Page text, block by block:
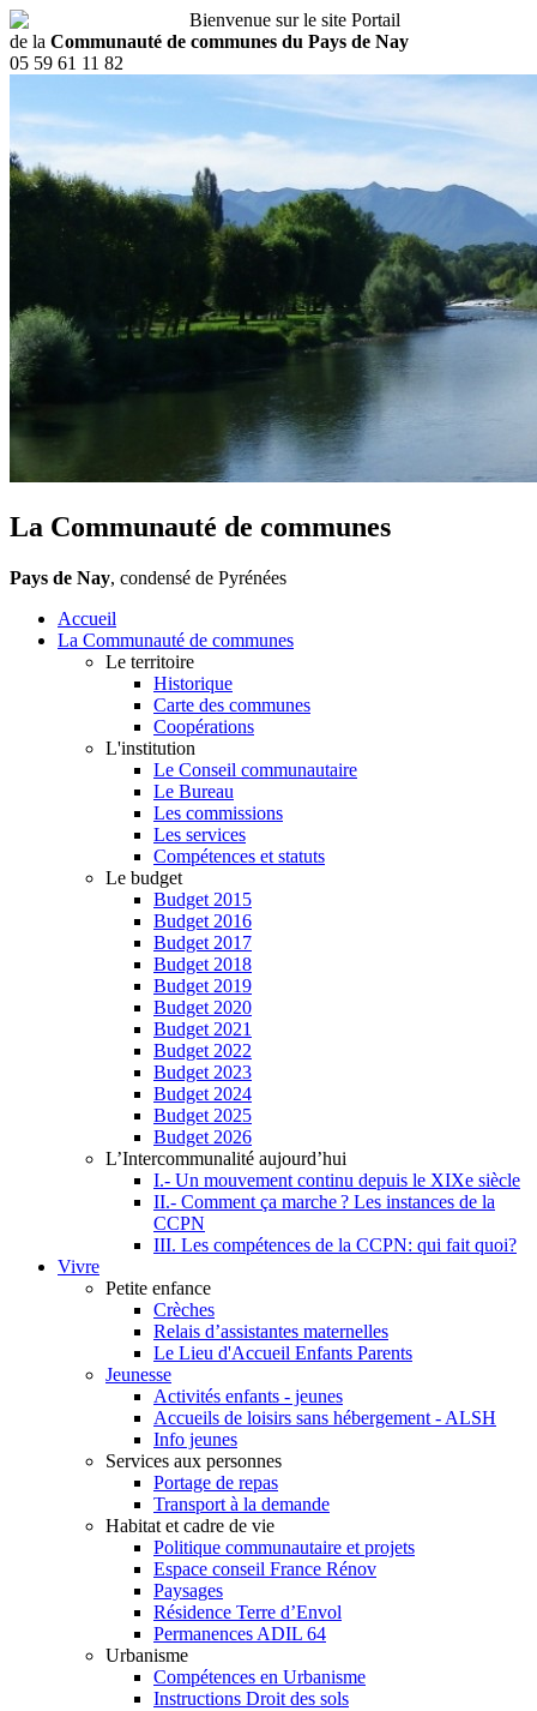
Bienvenue sur le site Portail
de la Communauté de communes du Pays de Nay
05 59 61 11 82
La Communauté de communes
Pays de Nay, condensé de Pyrénées
Accueil
La Communauté de communes
Le territoire
Historique
Carte des communes
Coopérations
L'institution
Le Conseil communautaire
Le Bureau
Les commissions
Les services
Compétences et statuts
Le budget
Budget 2015
Budget 2016
Budget 2017
Budget 2018
Budget 2019
Budget 2020
Budget 2021
Budget 2022
Budget 2023
Budget 2024
Budget 2025
Budget 2026
L’Intercommunalité aujourd’hui
I.- Un mouvement continu depuis le XIXe siècle
II.- Comment ça marche ? Les instances de la
CCPN
III. Les compétences de la CCPN: qui fait quoi?
Vivre
Petite enfance
Crèches
Relais d’assistantes maternelles
Le Lieu d'Accueil Enfants Parents
Jeunesse
Activités enfants - jeunes
Accueils de loisirs sans hébergement - ALSH
Info jeunes
Services aux personnes
Portage de repas
Transport à la demande
Habitat et cadre de vie
Politique communautaire et projets
Espace conseil France Rénov
Paysages
Résidence Terre d’Envol
Permanences ADIL 64
Urbanisme
Compétences en Urbanisme
Instructions Droit des sols